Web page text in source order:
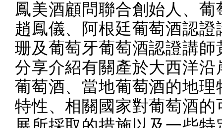
鳳美酒顧問聯合創始人、葡
趙鳳儀、阿根廷葡萄酒認證
珊及葡萄牙葡萄酒認證講師
分享介紹有關產於大西洋沿
葡萄酒、當地葡萄酒的地理
特性、相關國家對葡萄酒的